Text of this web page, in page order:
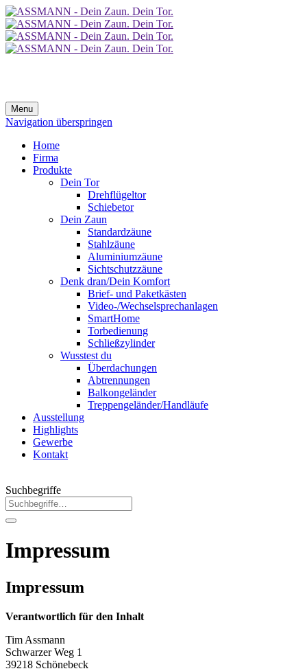
Menu
Navigation überspringen
Home
Firma
Produkte
Dein Tor
Drehflügeltor
Schiebetor
Dein Zaun
Standardzäune
Stahlzäune
Aluminiumzäune
Sichtschutzzäune
Denk dran/Dein Komfort
Brief- und Paketkästen
Video-/Wechselsprechanlagen
SmartHome
Torbedienung
Schließzylinder
Wusstest du
Überdachungen
Abtrennungen
Balkongeländer
Treppengeländer/Handläufe
Ausstellung
Highlights
Gewerbe
Kontakt
Suchbegriffe
Impressum
Impressum
Verantwortlich für den Inhalt
Tim Assmann
Schwarzer Weg 1
39218 Schönebeck